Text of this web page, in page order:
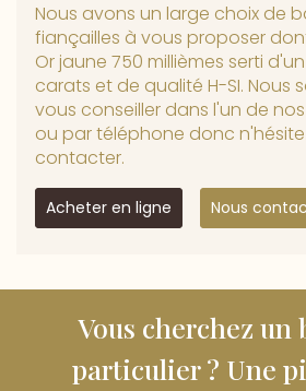
Nous avons un large choix de
fiançailles à vous proposer
Or jaune 750 millièmes serti
carats et de qualité H-SI. Nous
vous conseiller dans l'un de
ou par téléphone donc
contacter.
Acheter en ligne Nous
Vous cherchez un
particulier ? Une